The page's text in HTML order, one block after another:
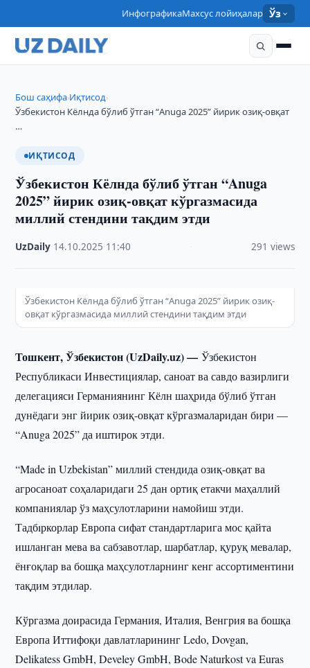
ИнфографикаМахсус лойиҳалар Ўз
Бош саҳифа›Иқтисод›
Ўзбекистон Кёлнда бўлиб ўтган “Anuga 2025” йирик озиқ-овқат
…
ИҚТИСОД
Ўзбекистон Кёлнда бўлиб ўтган “Anuga
2025” йирик озиқ-овқат кўргазмасида
миллий стендини тақдим этди
UzDaily 14.10.2025 11:40 291 views
Ўзбекистон Кёлнда бўлиб ўтган “Anuga 2025” йирик озиқ-
овқат кўргазмасида миллий стендини тақдим этди
Тошкент, Ўзбекистон (UzDaily.uz) —Ўзбекистон
Республикаси Инвестициялар, саноат ва савдо вазирлиги
делегацияси Германиянинг Кёлн шаҳрида бўлиб ўтган
дунёдаги энг йирик озиқ-овқат кўргазмаларидан бири —
“Anuga 2025” да иштирок этди.
“Made in Uzbekistan” миллий стендида озиқ-овқат ва
агросаноат соҳаларидаги 25 дан ортиқ етакчи маҳаллий
компаниялар ўз маҳсулотларини намойиш этди.
Тадбıркорлар Европа сифат стандартларига мос қайта
ишланган мева ва сабзавотлар, шарбатлар, қуруқ мевалар,
ёнғоқлар ва бошқа маҳсулотларнинг кенг ассортиментини
тақдим этдилар.
Кўргазма доирасида Германия, Италия, Венгрия ва бошқа
Европа Иттифоқи давлатларининг Ledo, Dovgan,
Delikatess GmbH, Develey GmbH, Bode Naturkost va Euras